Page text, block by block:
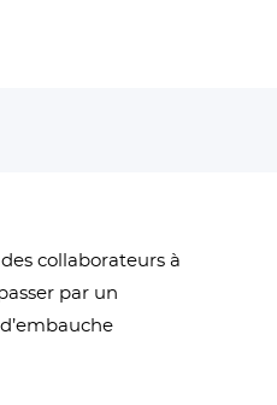
collaborateurs à
par un